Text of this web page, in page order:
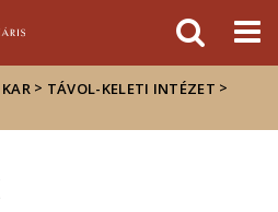
a
> TÁVOL-KELETI INTÉZET >